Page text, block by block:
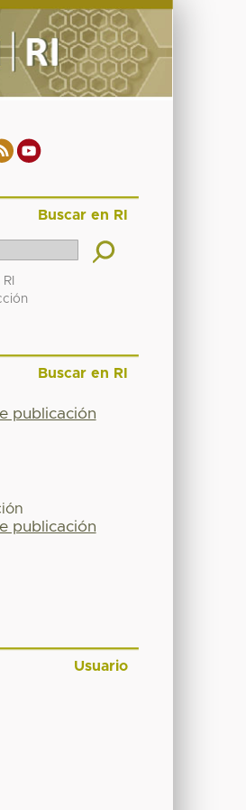
Buscar en RI
Buscar en RI
publicación
publicación
Usuario